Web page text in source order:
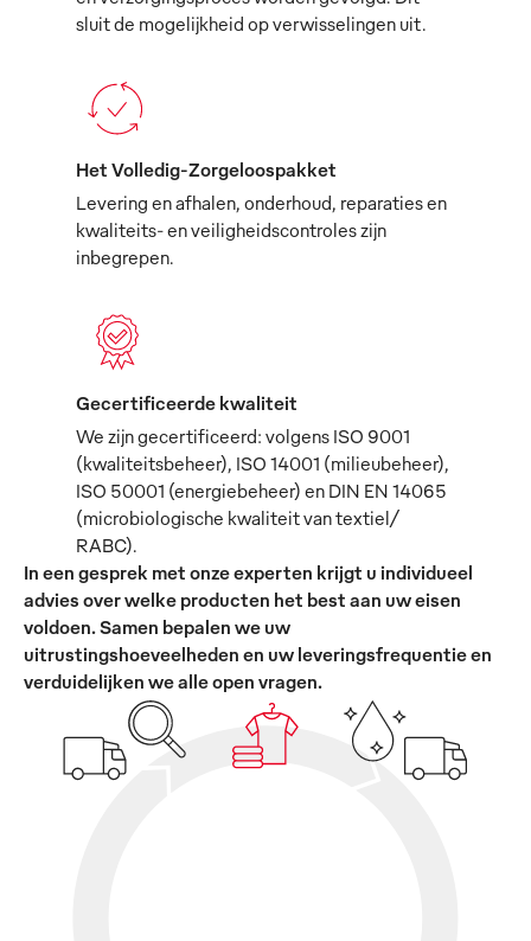
sluit de mogelijkheid op verwisselingen uit.
Het Volledig-Zorgeloospakket
Levering en afhalen, onderhoud, reparaties en
kwaliteits- en veiligheidscontroles zijn
inbegrepen.
Gecertificeerde kwaliteit
We zijn gecertificeerd: volgens ISO 9001
(kwaliteitsbeheer), ISO 14001 (milieubeheer),
ISO 50001 (energiebeheer) en DIN EN 14065
(microbiologische kwaliteit van textiel/
RABC).
In een gesprek met onze experten krijgt u individueel
advies over welke producten het best aan uw eisen
voldoen. Samen bepalen we uw
uitrustingshoeveelheden en uw leveringsfrequentie en
verduidelijken we alle open vragen.